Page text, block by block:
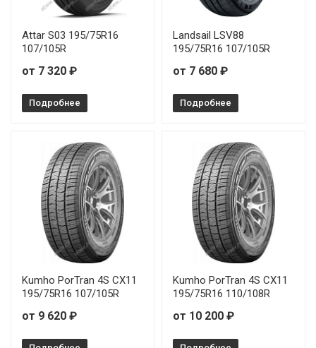
Attar S03 195/75R16
107/105R
от 7 320 ₽
Подробнее
Landsail LSV88
195/75R16 107/105R
от 7 680 ₽
Подробнее
Kumho PorTran 4S CX11
195/75R16 107/105R
от 9 620 ₽
Kumho PorTran 4S CX11
195/75R16 110/108R
от 10 200 ₽